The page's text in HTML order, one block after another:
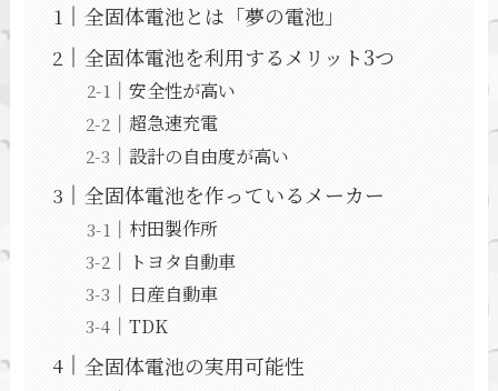
全固体電池とは「夢の電池」
全固体電池を利用するメリット3つ
安全性が高い
超急速充電
設計の自由度が高い
全固体電池を作っているメーカー
村田製作所
トヨタ自動車
日産自動車
TDK
全固体電池の実用可能性